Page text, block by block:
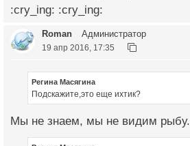
:cry_ing: :cry_ing:
Roman Администратор
19 апр 2016, 17:35
Регина Масягина
Подскажите,это еще ихтик?
Мы не знаем, мы не видим рыбу.